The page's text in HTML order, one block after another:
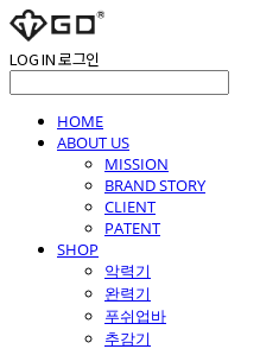
LOG IN로그인
HOME
ABOUT US
MISSION
BRAND STORY
CLIENT
PATENT
SHOP
악력기
완력기
푸쉬업바
추감기